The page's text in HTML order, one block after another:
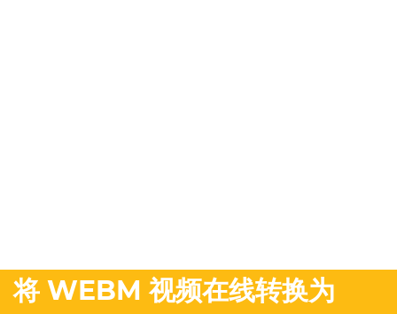
将 WEBM 视频在线转换为